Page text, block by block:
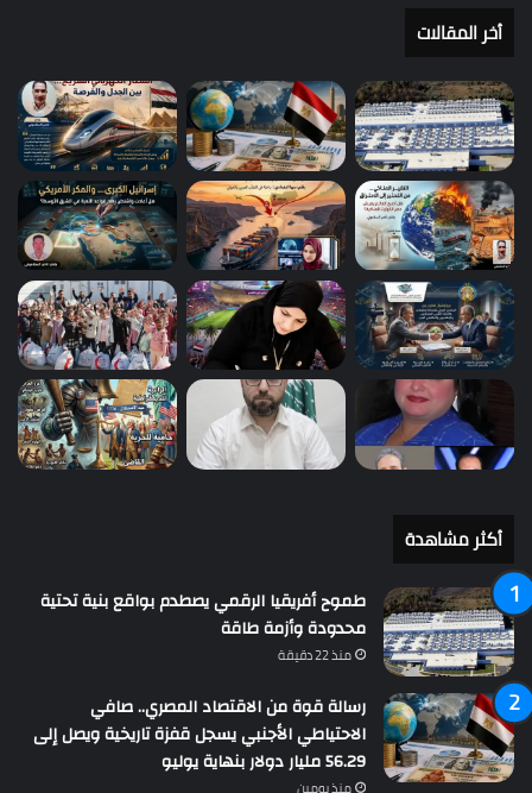
أخر المقالات
أكثر مشاهدة
طموح أفريقيا الرقمي يصطدم بواقع بنية تحتية
محدودة وأزمة طاقة
منذ 22 دقيقة
رسالة قوة من الاقتصاد المصري.. صافي
الاحتياطي الأجنبي يسجل قفزة تاريخية ويصل إلى
56.29 مليار دولار بنهاية يوليو
منذ يومين